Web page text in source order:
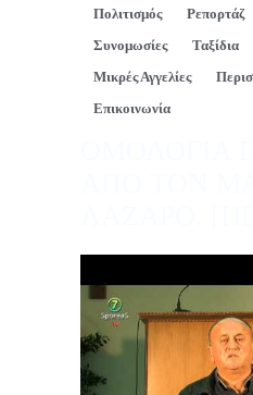
Πολιτισμός
Ρεπορτάζ
Συνομωσίες
Ταξίδια
Μικρές Αγγελίες
Επικοινωνία